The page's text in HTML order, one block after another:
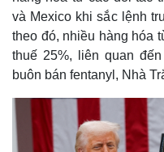
và Mexico khi sắc lệnh
theo đó, nhiều hàng hóa
thuế 25%, liên quan
buôn bán fentanyl, Nhà